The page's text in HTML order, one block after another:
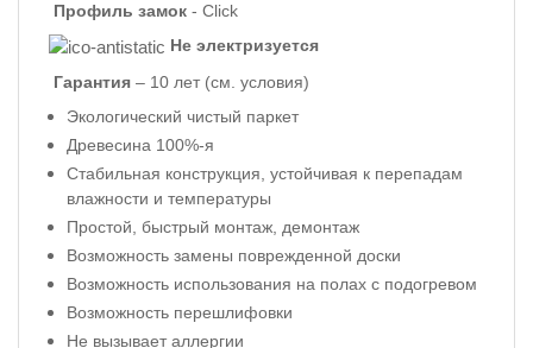
Профиль замок - Click
Не электризуется
Гарантия – 10 лет (см. условия)
Экологический чистый паркет
Древесина 100%-я
Стабильная конструкция, устойчивая к перепадам
влажности и температуры
Простой, быстрый монтаж, демонтаж
Возможность замены поврежденной доски
Возможность использования на полах с подогревом
Возможность перешлифовки
Не вызывает аллергии